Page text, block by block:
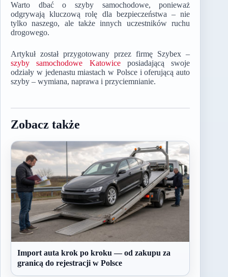
Warto dbać o szyby samochodowe, ponieważ
odgrywają kluczową rolę dla bezpieczeństwa – nie
tylko naszego, ale także innych uczestników ruchu
drogowego.
Artykuł został przygotowany przez firmę Szybex –
szyby samochodowe Katowiceposiadającą swoje
odziały w jedenastu miastach w Polsce i oferującą auto
szyby – wymiana, naprawa i przyciemnianie.
Zobacz także
Import auta krok po kroku — od zakupu za
granicą do rejestracji w Polsce